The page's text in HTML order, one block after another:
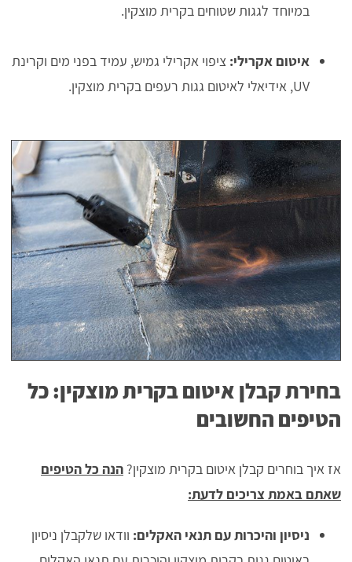
במיוחד לגגות שטוחים בקרית מוצקין.
איטום אקרילי: ציפוי אקרילי גמיש, עמיד בפני מים וקרינת
UV, אידיאלי לאיטום גגות רעפים בקרית מוצקין.
בחירת קבלן איטום בקרית מוצקין: כל
הטיפים החשובים
אז איך בוחרים קבלן איטום בקרית מוצקין? הנה כל הטיפים
שאתם באמת צריכים לדעת:
ניסיון והיכרות עם תנאי האקלים: וודאו שלקבלן ניסיון